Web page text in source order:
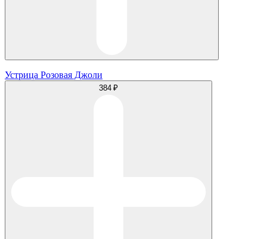
Устрица Розовая Джоли
384 ₽